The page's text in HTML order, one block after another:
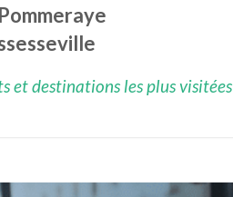
et destinations les plus visitées